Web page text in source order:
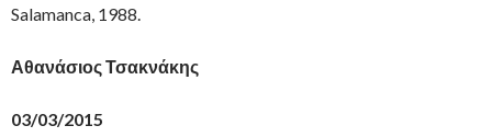
Salamanca, 1988.
Αθανάσιος Τσακνάκης
03/03/2015